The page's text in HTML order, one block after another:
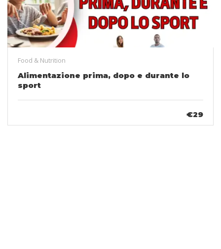
Food & Nutrition
Alimentazione prima, dopo e durante lo
sport
€29